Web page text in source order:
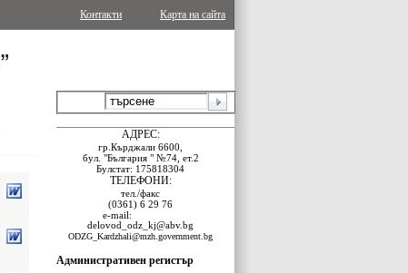
Карта на сайта
Контакти
АДРЕС:
гр.Кърджали 6600,
бул. "България " №74, ет.2
Булстат: 175818304
ТЕЛЕФОНИ:
тел./факс
(0361) 6 29 76
e-mail:
delovod_odz_kj@abv.bg
ODZG_Kardzhali@mzh.government.bg
Административен регистър